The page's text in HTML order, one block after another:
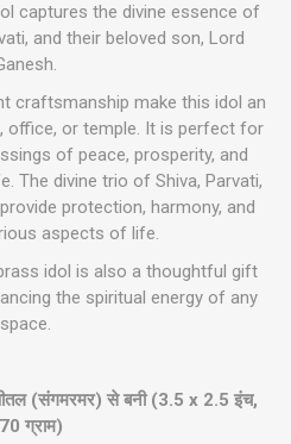
captures the divine essence of
and their beloved son, Lord
craftsmanship make this idol an
office, or temple. It is perfect for
of peace, prosperity, and
The divine trio of Shiva, Parvati,
protection, harmony, and
aspects of life.
idol is also a thoughtful gift
the spiritual energy of any
space.
पीतल (संगमरमर) से बनी (3.5 x 2.5 इंच,
ग्राम)